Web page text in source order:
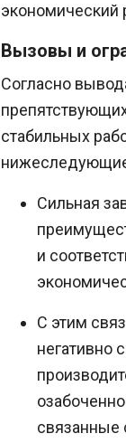
экономический
Вызовы и
Согласно
стабильных
Сильная
и
С этим
негативно
связанные